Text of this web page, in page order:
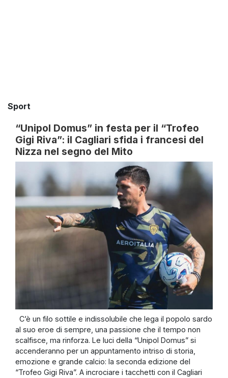
Sport
“Unipol Domus” in festa per il “Trofeo
Gigi Riva”: il Cagliari sfida i francesi del
Nizza nel segno del Mito
C’è un filo sottile e indissolubile che lega il popolo sardo
al suo eroe di sempre, una passione che il tempo non
scalfisce, ma rinforza. Le luci della “Unipol Domus” si
accenderanno per un appuntamento intriso di storia,
emozione e grande calcio: la seconda edizione del
“Trofeo Gigi Riva”. A incrociare i tacchetti con il Cagliari